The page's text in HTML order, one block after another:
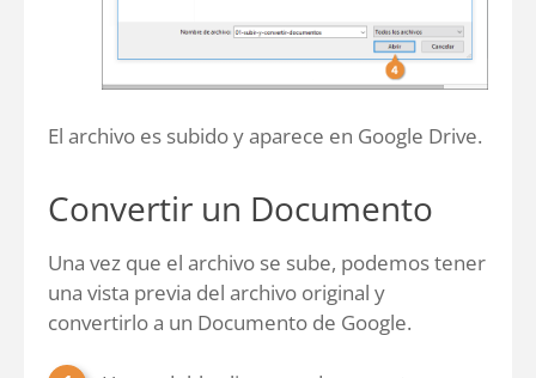
El archivo es subido y aparece en Google Drive.
Convertir un Documento
Una vez que el archivo se sube, podemos tener
una vista previa del archivo original y
convertirlo a un Documento de Google.